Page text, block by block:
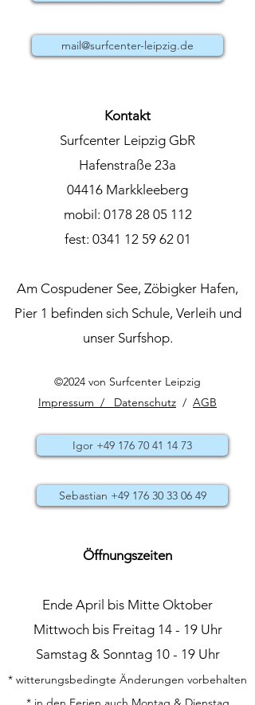
mail@surfcenter-leipzig.de
Kontakt
Surfcenter Leipzig GbR
Hafenstraße 23a
04416 Markkleeberg
mobil: 0178 28 05 112
fest: 0341 12 59 62 01
Am Cospudener See, Zöbigker Hafen,
Pier 1 befinden sich Schule, Verleih und
unser Surfshop.
©2024 von Surfcenter Leipzig
Impressum / Datenschutz / AGB
Igor +49 176 70 41 14 73
Sebastian +49 176 30 33 06 49
Öffnungszeiten
Ende April bis Mitte Oktober
Mittwoch bis Freitag 14 - 19 Uhr
Samstag & Sonntag 10 - 19 Uhr
* witterungsbedingte Änderungen vorbehalten